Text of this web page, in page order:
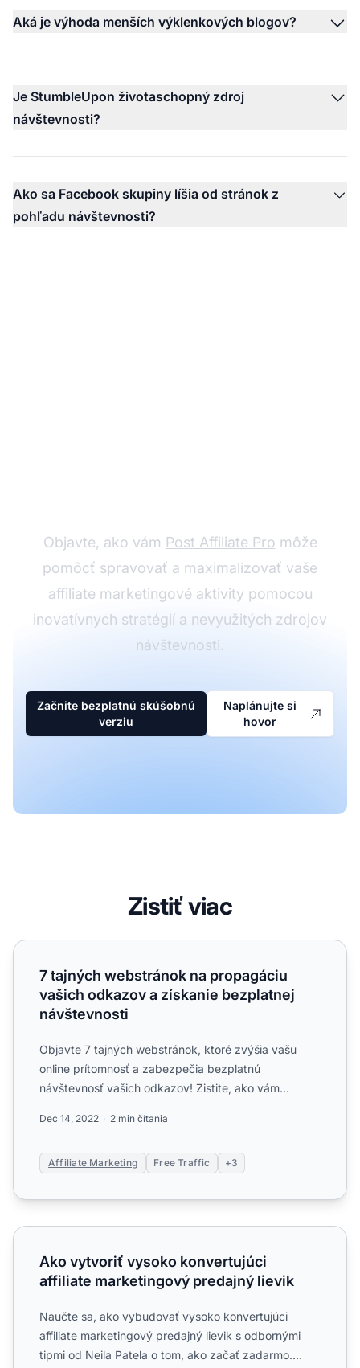
Aká je výhoda menších výklenkových blogov?
Je StumbleUpon životaschopný zdroj
návštevnosti?
Ako sa Facebook skupiny líšia od stránok z
pohľadu návštevnosti?
Objavte, ako vám Post Affiliate Pro môže
pomôcť spravovať a maximalizovať vaše
affiliate marketingové aktivity pomocou
inovatívnych stratégií a nevyužitých zdrojov
návštevnosti.
Začnite bezplatnú skúšobnú
verziu
Naplánujte si
hovor
Zistiť viac
7 tajných webstránok na propagáciu vašich odkazov a
7 tajných webstránok na propagáciu
vašich odkazov a získanie bezplatnej
návštevnosti
Objavte 7 tajných webstránok, ktoré zvýšia vašu
online prítomnosť a zabezpečia bezplatnú
návštevnosť vašich odkazov! Zistite, ako vám
Dec 14, 2022 2 min čítania
Affiliate Marketing Free Traffic +3
Ako vytvoriť vysoko konvertujúci affiliate marketingový
Ako vytvoriť vysoko konvertujúci
affiliate marketingový predajný lievik
Naučte sa, ako vybudovať vysoko konvertujúci
affiliate marketingový predajný lievik s odbornými
tipmi od Neila Patela o tom, ako začať zadarmo.